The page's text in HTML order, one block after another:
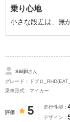
乗り心地
小さな段差は、無
saijiiさん
グレード：ドブロ
乗車形式：マイカー
評価 5 走行性能
デザイン